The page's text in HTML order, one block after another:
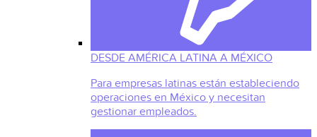
DESDE AMÉRICA LATINA A MÉXICO
Para empresas latinas están estableciendo
operaciones en México y necesitan
gestionar empleados.